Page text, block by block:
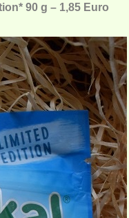
90 g – 1,85 Euro